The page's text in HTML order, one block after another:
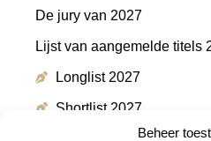
Beheer
De jury van 2027
Lijst van aangemelde titels
Longlist 2027
Shortlist 2027